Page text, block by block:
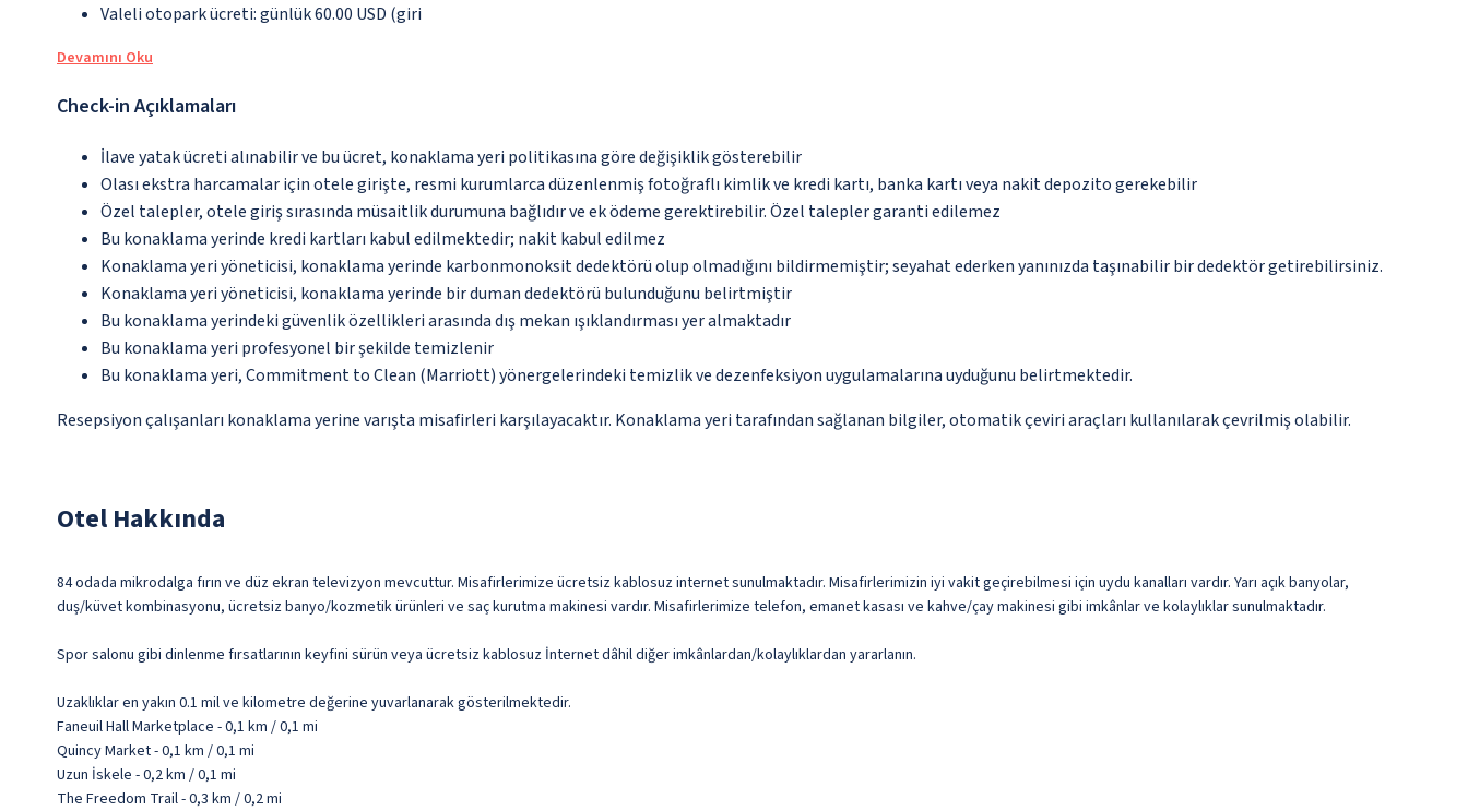
Valeli otopark ücreti: günlük 60.00 USD (giri
Devamını Oku
Check-in Açıklamaları
İlave yatak ücreti alınabilir ve bu ücret, konaklama yeri politikasına göre değişiklik gösterebilir
Olası ekstra harcamalar için otele girişte, resmi kurumlarca düzenlenmiş fotoğraflı kimlik ve kredi kartı, banka kartı veya nakit depozito gerekebilir
Özel talepler, otele giriş sırasında müsaitlik durumuna bağlıdır ve ek ödeme gerektirebilir. Özel talepler garanti edilemez
Bu konaklama yerinde kredi kartları kabul edilmektedir; nakit kabul edilmez
Konaklama yeri yöneticisi, konaklama yerinde karbonmonoksit dedektörü olup olmadığını bildirmemiştir; seyahat ederken yanınızda taşınabilir bir dedektör getirebilirsiniz.
Konaklama yeri yöneticisi, konaklama yerinde bir duman dedektörü bulunduğunu belirtmiştir
Bu konaklama yerindeki güvenlik özellikleri arasında dış mekan ışıklandırması yer almaktadır
Bu konaklama yeri profesyonel bir şekilde temizlenir
Bu konaklama yeri, Commitment to Clean (Marriott) yönergelerindeki temizlik ve dezenfeksiyon uygulamalarına uyduğunu belirtmektedir.
Resepsiyon çalışanları konaklama yerine varışta misafirleri karşılayacaktır. Konaklama yeri tarafından sağlanan bilgiler, otomatik çeviri araçları kullanılarak çevrilmiş olabilir.
Otel Hakkında
84 odada mikrodalga fırın ve düz ekran televizyon mevcuttur. Misafirlerimize ücretsiz kablosuz internet sunulmaktadır. Misafirlerimizin iyi vakit geçirebilmesi için uydu kanalları vardır. Yarı açık banyolar,
duş/küvet kombinasyonu, ücretsiz banyo/kozmetik ürünleri ve saç kurutma makinesi vardır. Misafirlerimize telefon, emanet kasası ve kahve/çay makinesi gibi imkânlar ve kolaylıklar sunulmaktadır.
Spor salonu gibi dinlenme fırsatlarının keyfini sürün veya ücretsiz kablosuz İnternet dâhil diğer imkânlardan/kolaylıklardan yararlanın.
Uzaklıklar en yakın 0.1 mil ve kilometre değerine yuvarlanarak gösterilmektedir.
Faneuil Hall Marketplace - 0,1 km / 0,1 mi
Quincy Market - 0,1 km / 0,1 mi
Uzun İskele - 0,2 km / 0,1 mi
The Freedom Trail - 0,3 km / 0,2 mi